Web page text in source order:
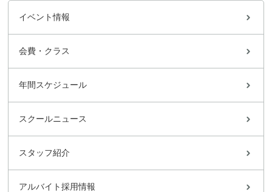
イベント情報
会費・クラス
年間スケジュール
スクールニュース
スタッフ紹介
アルバイト採用情報